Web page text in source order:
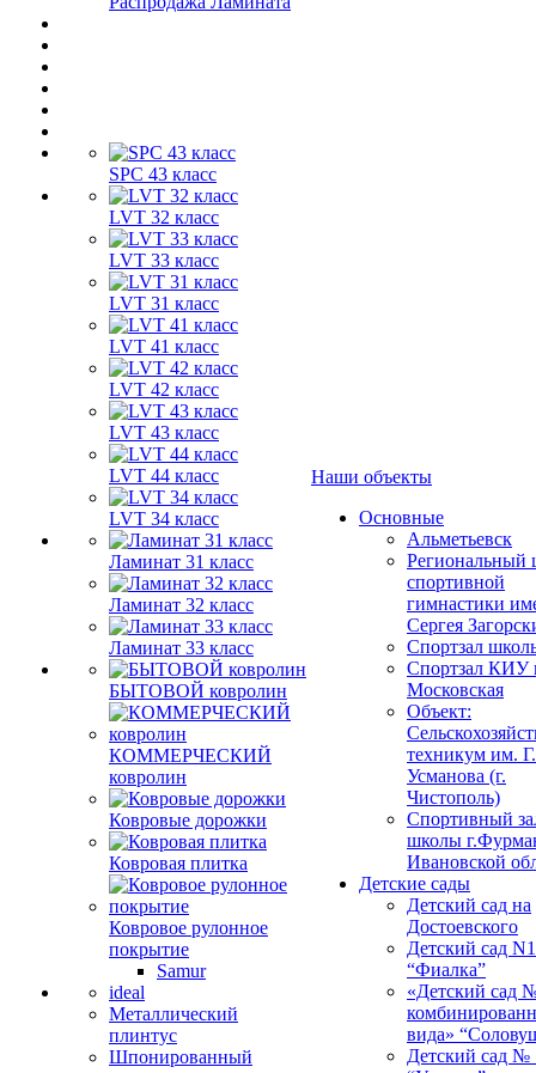
SPC 43 класс
LVT 32 класс
LVT 33 класс
LVT 31 класс
LVT 41 класс
LVT 42 класс
LVT 43 класс
LVT 44 класс
LVT 34 класс
Ламинат 31 класс
Ламинат 32 класс
Ламинат 33 класс
БЫТОВОЙ ковролин
КОММЕРЧЕСКИЙ
ковролин
Ковровые дорожки
Ковровая плитка
Ковровое рулонное
покрытие
Samur
ideal
Металлический
плинтус
Шпонированный
Наши объекты
Основные
Альметьевск
Региональный
спортивной
гимнастики
Сергея
Спортзал
Спортзал КИУ
Московская
Объект:
техникум им.
Усманова (г.
Чистополь)
Спортивный
школы
Ивановской
Детские сады
Детский сад на
Достоевского
Детский сад
“Фиалка”
«Детский сад
вида»
Детский сад №